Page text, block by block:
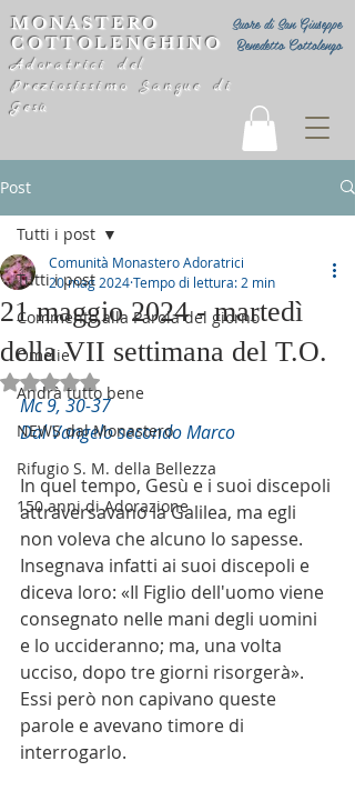
Suore di San Giuseppe
Benedetto Cottolengo
MONASTERO
COTTOLENGHINO
Adoratrici del
Preziosissimo Sangue di
Gesù
Post
Tutti i post
Commento alla Parola del giorno
Omelie
Andrà tutto bene
NEWS dal Monastero
Rifugio S. M. della Bellezza
150 anni di Adorazione
Tutti i post
21 maggio 2024 - martedì
della VII settimana del T.O.
Comunità Monastero Adoratrici
20 mag 2024Tempo di lettura: 2 min
Valutazione NaN stelle su 5.
Mc 9, 30-37
Dal Vangelo secondo Marco
In quel tempo, Gesù e i suoi discepoli
attraversavano la Galilea, ma egli
non voleva che alcuno lo sapesse.
Insegnava infatti ai suoi discepoli e
diceva loro: «Il Figlio dell'uomo viene
consegnato nelle mani degli uomini
e lo uccideranno; ma, una volta
ucciso, dopo tre giorni risorgerà».
Essi però non capivano queste
parole e avevano timore di
interrogarlo.